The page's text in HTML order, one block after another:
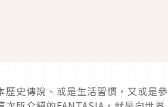
史傳說、或是生活習慣，又或是參